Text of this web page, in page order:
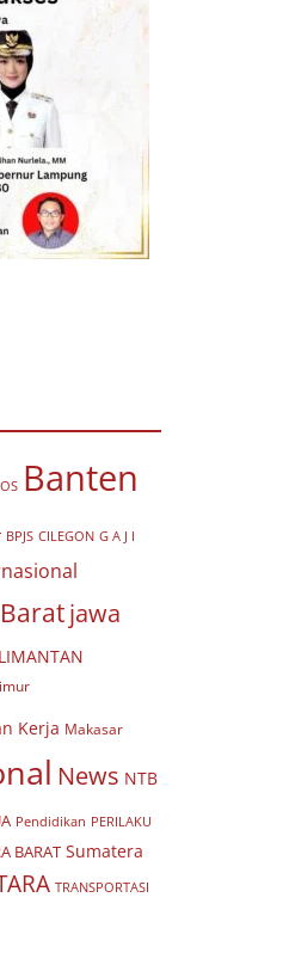
Banten
BPJS CILEGON G A J I
jawa
Kerja Makasar
News NTB
Pendidikan PERILAKU
BARAT Sumatera
TRANSPORTASI